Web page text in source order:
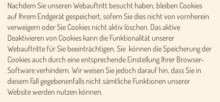
Nachdem Sie unseren Webauftritt besucht haben, bleiben Cookies
auf Ihrem Endgerät gespeichert, sofern Sie dies nicht von vornherein
verweigern oder Sie Cookies nicht aktiv löschen. Das aktive
Deaktivieren von Cookies kann die Funktionalität unserer
Webauftritte für Sie beeinträchtigen. Sie können die Speicherung der
Cookies auch durch eine entsprechende Einstellung Ihrer Browser-
Software verhindern. Wir weisen Sie jedoch darauf hin, dass Sie in
diesem Fall gegebenenfalls nicht sämtliche Funktionen unserer
Website werden nutzen können.